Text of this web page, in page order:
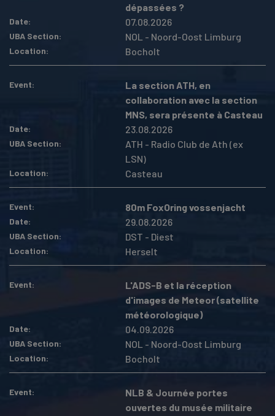
Date 07.08.2026
dépassées ?
UBA Section NOL - Noord-Oost Limburg
Location Bocholt
Date 23.08.2026
Event
La section ATH, en
collaboration avec la section
MNS, sera présente à Casteau
UBA Section
ATH - Radio Club de Ath (ex
LSN)
Location Casteau
Date 29.08.2026
Event 80m FoxOring vossenjacht
UBA Section DST - Diest
Location Herselt
Date 04.09.2026
Event
L'ADS-B et la réception
d'images de Meteor (satellite
météorologique)
UBA Section NOL - Noord-Oost Limburg
Location Bocholt
Event
NLB & Journée portes
ouvertes du musée militaire